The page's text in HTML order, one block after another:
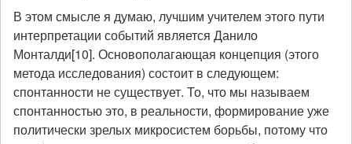
В этом смысле я думаю, лучшим учителем этого пути
интерпретации событий является Данило
Монталди[10]. Основополагающая концепция (этого
метода исследования) состоит в следующем:
спонтанности не существует. То, что мы называем
спонтанностью это, в реальности, формирование уже
политически зрелых микросистем борьбы, потому что